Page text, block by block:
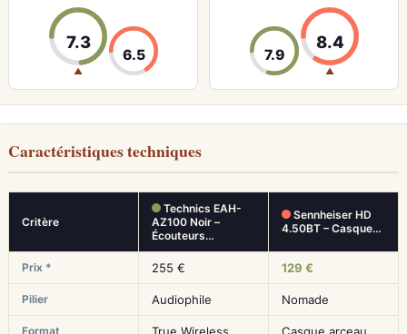
7.3
▲
6.5 7.9
8.4
▲
Caractéristiques techniques
Critère
Technics EAH-
AZ100 Noir –
Écouteurs…
Sennheiser HD
4.50BT – Casque…
Prix * 255 € 129 €
Pilier Audiophile Nomade
Format